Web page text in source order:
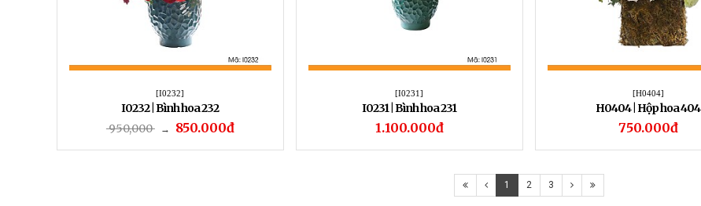
[I0232]
I0232 | Bình hoa 232
950,000
→ 850.000đ
[I0231]
I0231 | Bình hoa 231
1.100.000đ
[H0404]
H0404 | Hộp hoa 404
750.000đ
1 2 3